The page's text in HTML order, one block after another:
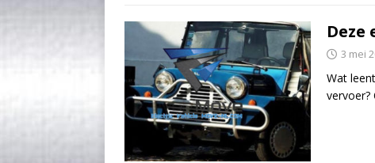
3 mei
Wat